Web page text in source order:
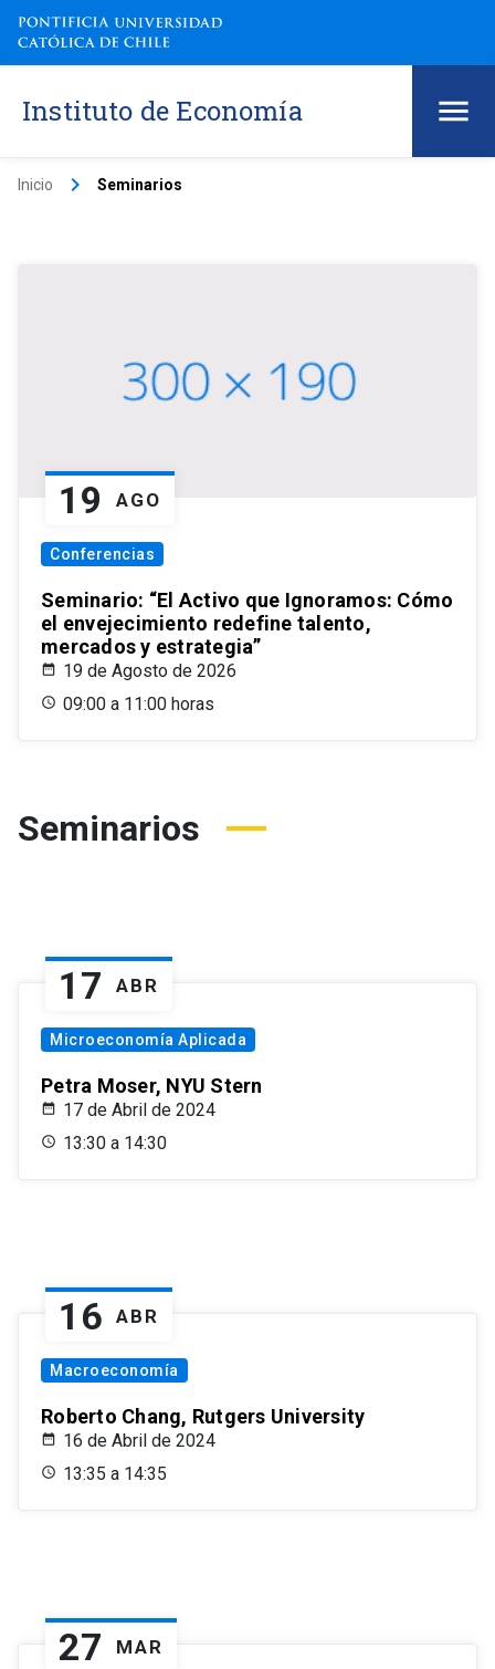
Instituto de Economía
Inicio keyboard_arrow_right Seminarios
19 AGO
Conferencias
Seminario: “El Activo que Ignoramos: Cómo
el envejecimiento redefine talento,
mercados y estrategia”
19 de Agosto de 2026
09:00 a 11:00 horas
Seminarios
17 ABR
Microeconomía Aplicada
Petra Moser, NYU Stern
17 de Abril de 2024
13:30 a 14:30
16 ABR
Macroeconomía
Roberto Chang, Rutgers University
16 de Abril de 2024
13:35 a 14:35
27 MAR